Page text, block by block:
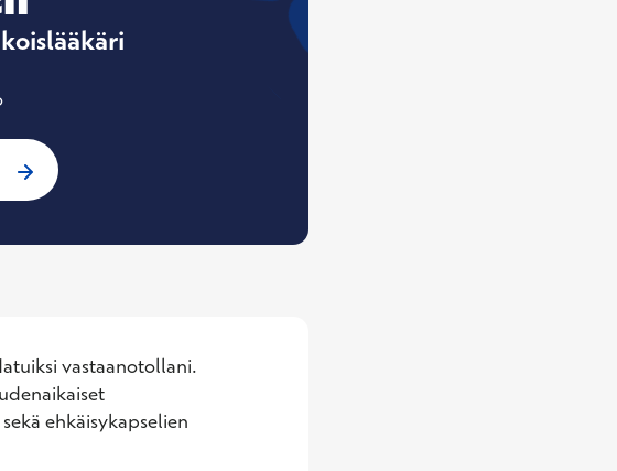
Huttunen, Naistentautien ja synnytysten erikoislääkäri
vastaanotollani.
ehkäisykapselien